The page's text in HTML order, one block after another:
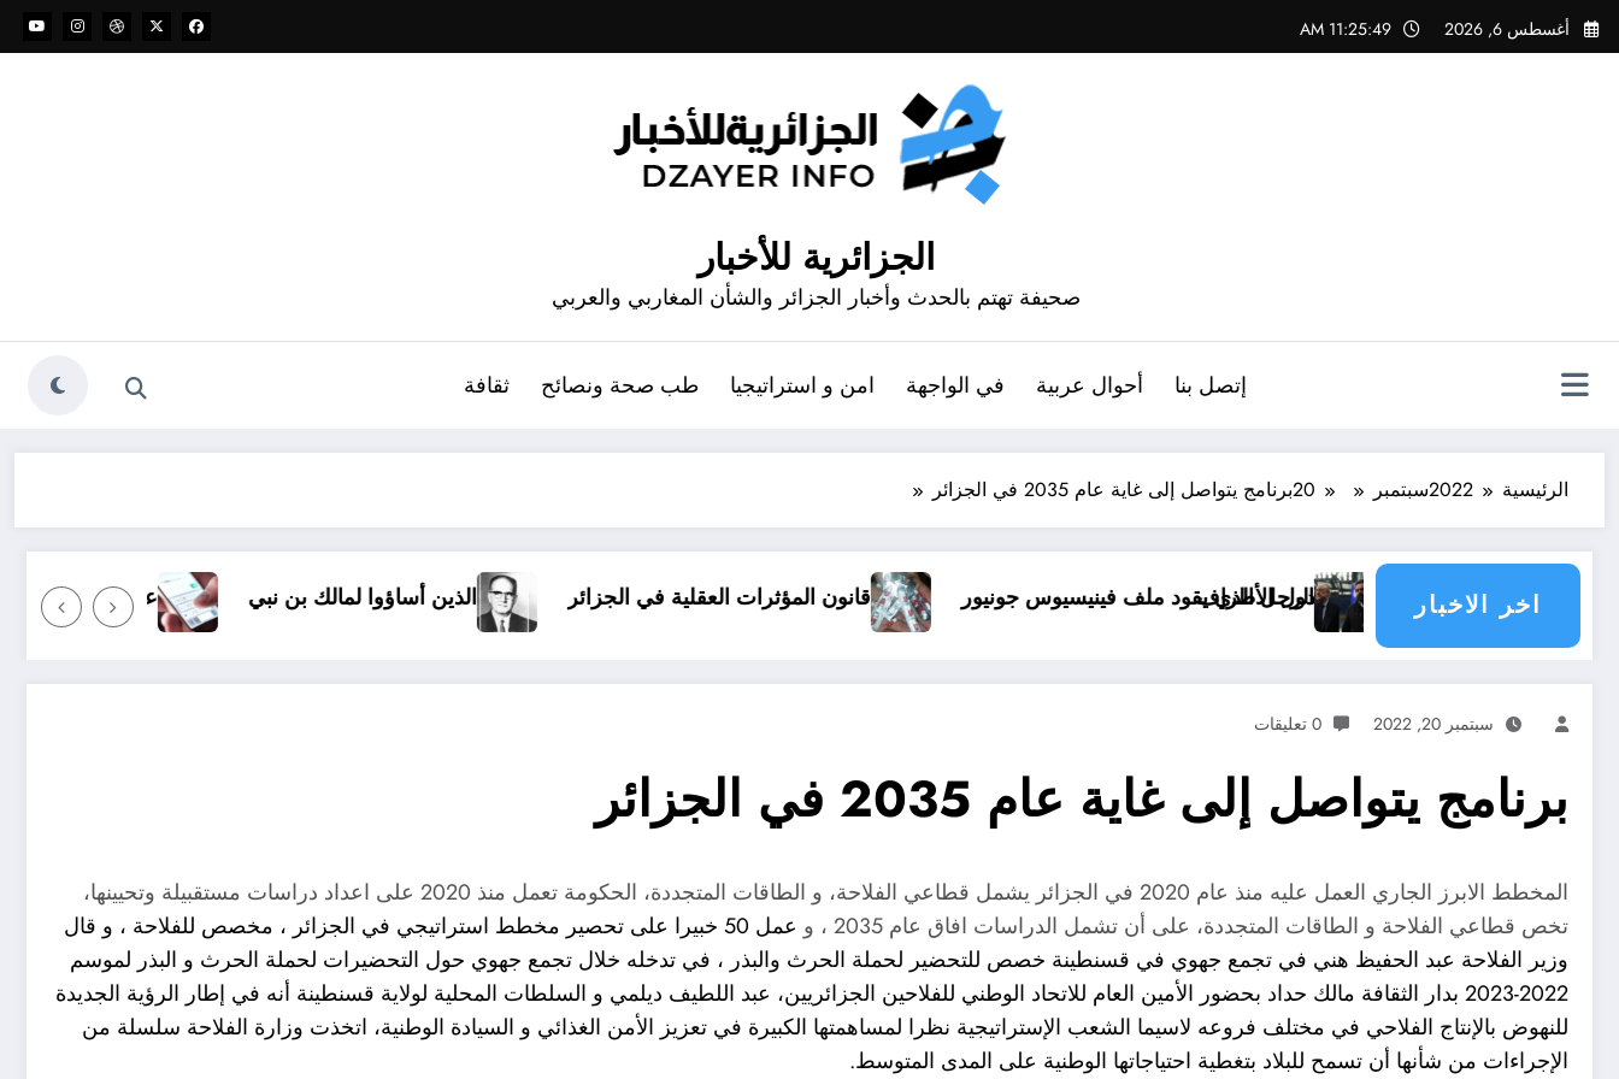
التجاوز
إلى
أغسطس 6, 2026 11:25:50 AM
الجزائرية للأخبار
صحيفة تهتم بالحدث وأخبار الجزائر والشأن المغاربي والعربي
إتصل بنا أحوال عربية في الواجهة امن و استراتيجيا طب صحة ونصائح ثقافة
الرئيسية 2022سبتمبر 20برنامج يتواصل إلى غاية عام 2035 في الجزائر
اخر الاخبار
مسؤولية الدول الأطراف
الرجل الذي يقود ملف فينيسيوس جونيور قانون المؤثرات العقلية في الجزائر الذين أساؤوا لمالك بن نبي عندما ترسل رسالة نصية إلى شخص ما
سبتمبر 20, 2022 0 تعليقات
برنامج يتواصل إلى غاية عام 2035 في الجزائر
المخطط الابرز الجاري العمل عليه منذ عام 2020 في الجزائر يشمل قطاعي الفلاحة، و الطاقات المتجددة، الحكومة تعمل منذ 2020 على اعداد دراسات مستقبيلة وتحيينها،
تخص قطاعي الفلاحة و الطاقات المتجددة، على أن تشمل الدراسات افاق عام 2035 ، و
عمل 50 خبيرا على تحصير مخطط استراتيجي في الجزائر ، مخصص للفلاحة ، و قال
وزير الفلاحة عبد الحفيظ هني في تجمع جهوي في قسنطينة خصص للتحضير لحملة الحرث والبذر ، في تدخله خلال تجمع جهوي حول التحضيرات لحملة الحرث و البذر لموسم
2022-2023 بدار الثقافة مالك حداد بحضور الأمين العام للاتحاد الوطني للفلاحين الجزائريين، عبد اللطيف ديلمي و السلطات المحلية لولاية قسنطينة أنه في إطار الرؤية الجديدة
للنهوض بالإنتاج الفلاحي في مختلف فروعه لاسيما الشعب الإستراتيجية نظرا لمساهمتها الكبيرة في تعزيز الأمن الغذائي و السيادة الوطنية، اتخذت وزارة الفلاحة سلسلة من
الإجراءات من شأنها أن تسمح للبلاد بتغطية احتياجاتها الوطنية على المدى المتوسط.